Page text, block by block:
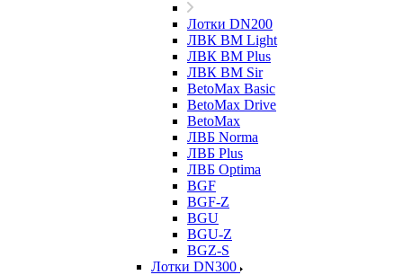
Лотки DN200
ЛВК ВМ Light
ЛВК ВМ Plus
ЛВК ВМ Sir
BetoMax Basic
BetoMax Drive
BetoMax
ЛВБ Norma
ЛВБ Plus
ЛВБ Optima
BGF
BGF-Z
BGU
BGU-Z
BGZ-S
Лотки DN300